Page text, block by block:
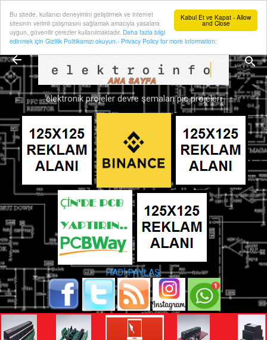
Kabul Et ve Kapat - Allow
and Close
Bu sitede, kullanıcı deneyimini geliştirmek ve internet
sitesinin verimli çalışmasını sağlamak amacıyla yasalara
uygun, güvenilir çerezler kullanılmaktadır. Daha fazla bilgi
edinmek için Gizlilik Politikamızı okuyun.- Privacy Policy for more information:
Ana içeriğe atla
elektronik projeler devre şemaları pic projeleri
HADİ PAYLAŞ: